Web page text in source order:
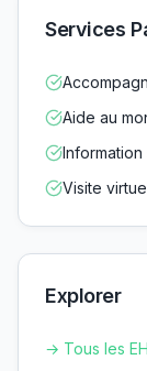
Services
Aide au
Visite
Explorer
→ Tous les